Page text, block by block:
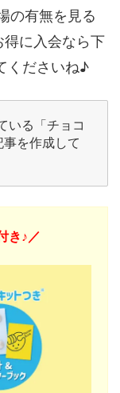
の有無を見る
に入会なら下
くださいね♪
いる「チョコ
を作成して
き♪／